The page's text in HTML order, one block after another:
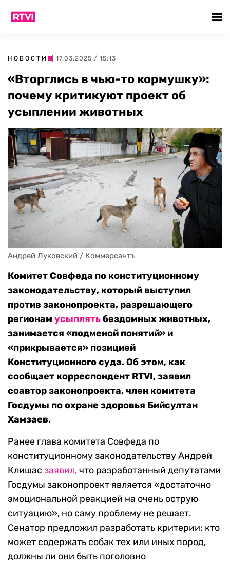
НОВОСТИ | 17.03.2025 / 15:13
«Вторглись в чью-то кормушку»:
почему критикуют проект об
усыплении животных
Андрей Луковский / Коммерсантъ
Комитет Совфеда по конституционному
законодательству, который выступил
против законопроекта, разрешающего
регионам усыплятьбездомных животных,
занимается «подменой понятий» и
«прикрывается» позицией
Конституционного суда. Об этом, как
сообщает корреспондент RTVI, заявил
соавтор законопроекта, член комитета
Госдумы по охране здоровья Бийсултан
Хамзаев.
Ранее глава комитета Совфеда по
конституционному законодательству Андрей
Клишас заявил,что разработанный депутатами
Госдумы законопроект является «достаточно
эмоциональной реакцией на очень острую
ситуацию», но саму проблему не решает.
Сенатор предложил разработать критерии: кто
может содержать собак тех или иных пород,
должны ли они быть поголовно